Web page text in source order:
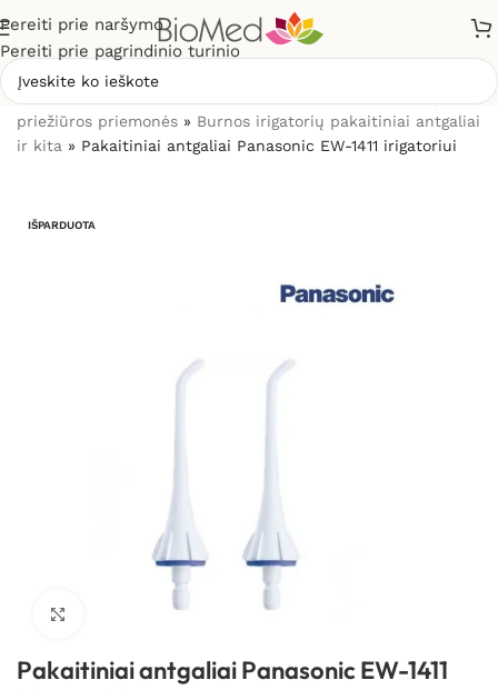
Pereiti prie naršymo
Pereiti prie pagrindinio turinio
priežiūros priemonės » Burnos irigatorių pakaitiniai antgaliai
ir kita » Pakaitiniai antgaliai Panasonic EW-1411 irigatoriui
IŠPARDUOTA
Spustelėkite, kad padidintumėte
Pakaitiniai antgaliai Panasonic EW-1411